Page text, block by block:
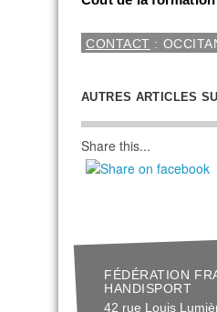
CONTACT :
AUTRES ARTICLES
Share this...
FÉDÉRATION
HANDISPORT
42 rue Louis